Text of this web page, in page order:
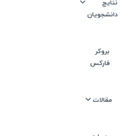
نتایج
دانشجویان
بروکر
فارکس
مقالات